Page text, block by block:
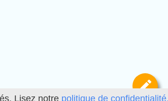
Lisez notre politique de